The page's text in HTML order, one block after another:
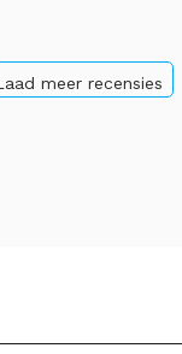
meer recensies